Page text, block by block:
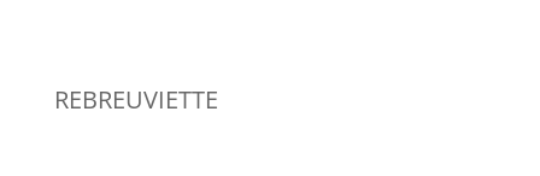
REBREUVIETTE